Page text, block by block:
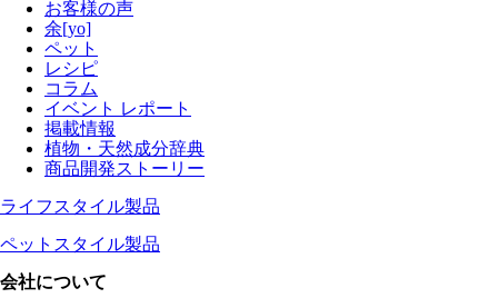
お客様の声
余[yo]
ペット
レシピ
コラム
イベント レポート
掲載情報
植物・天然成分辞典
商品開発ストーリー
ライフスタイル製品
ペットスタイル製品
会社について